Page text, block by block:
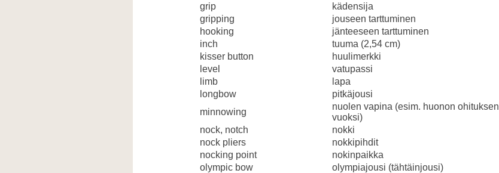
grip
kädensija
gripping
jouseen tarttuminen
hooking
jänteeseen tarttuminen
inch
tuuma (2,54 cm)
kisser button
huulimerkki
level
vatupassi
limb
lapa
longbow
pitkäjousi
minnowing
nuolen vapina (esim. huonon ohituksen
vuoksi)
nock, notch
nokki
nock pliers
nokkipihdit
nocking point
nokinpaikka
olympic bow
olympiajousi (tähtäinjousi)